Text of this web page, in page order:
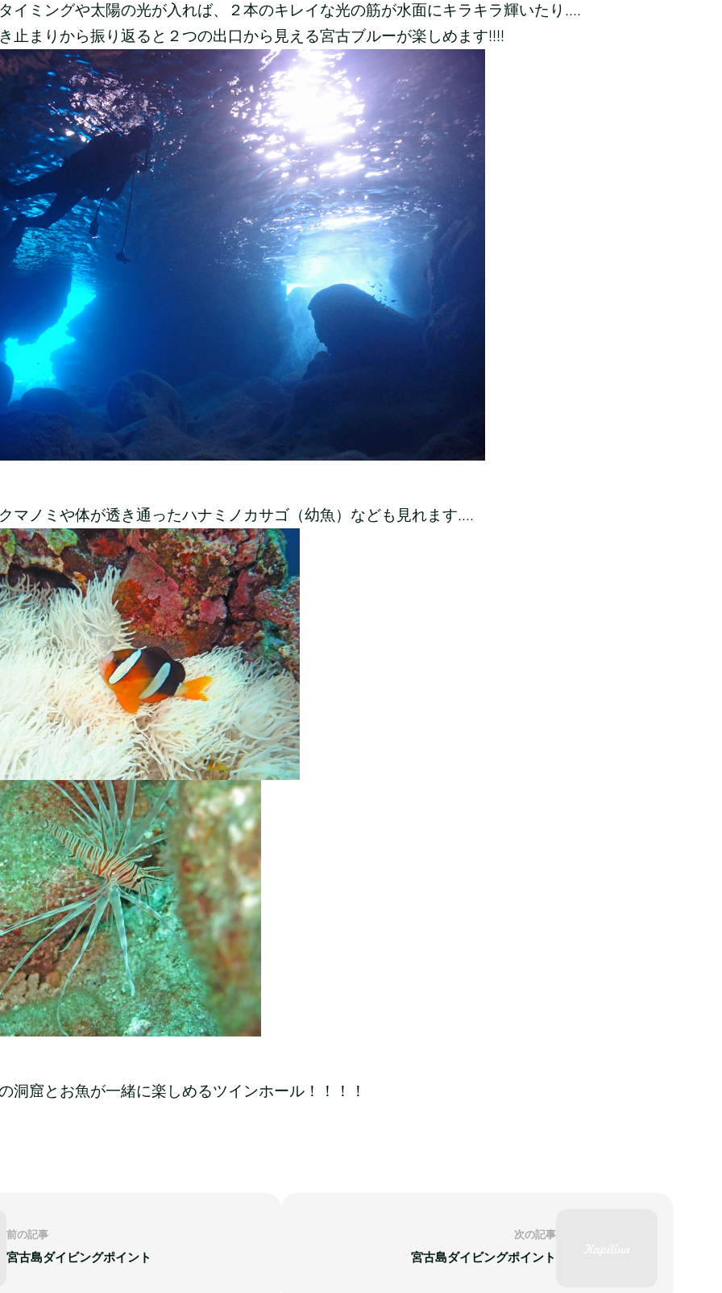
イミングや太陽の光が入れば、２本のキレイな光の筋が水面にキラキラ輝いたり....
止まりから振り返ると２つの出口から見える宮古ブルーが楽しめます!!!!
マノミや体が透き通ったハナミノカサゴ（幼魚）なども見れます....
洞窟とお魚が一緒に楽しめるツインホール！！！！
前の記事
宮古島ダイビングポイント
次の記事
宮古島ダイビングポイント